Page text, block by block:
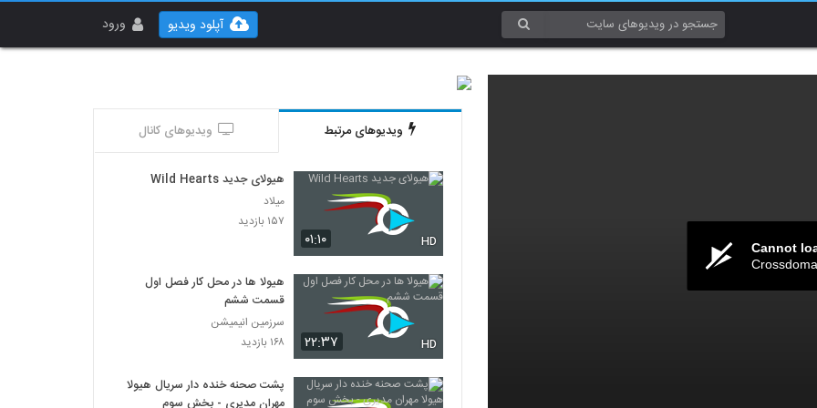
ورود آپلود ویدیو
Cannot
ویدیوهای مرتبط ویدیوهای کانال
۰۱:۱۰ HD
هیولای جدید Wild Hearts
میلاد
۱۵۷ بازدید
۲۲:۳۷ HD
هیولا ها در محل کار فصل اول
قسمت ششم
سرزمین انیمیشن
۱۶۸ بازدید
پشت صحنه خنده دار سریال هیولا
مهران مدیری - بخش سوم